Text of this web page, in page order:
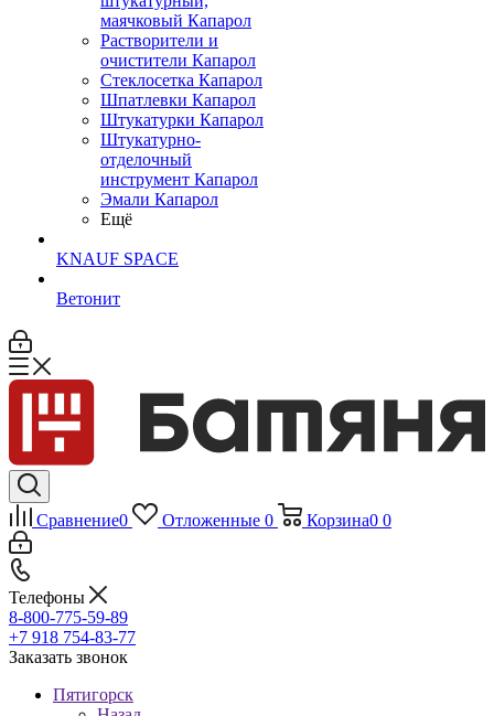
маячковый Капарол
Растворители и
очистители Капарол
Cтеклосетка Капарол
Шпатлевки Капарол
Штукатурки Капарол
Штукатурно-
отделочный
инструмент Капарол
Эмали Капарол
Ещё
KNAUF SPACE
Ветонит
Сравнение0 Отложенные 0 Корзина0 0
Телефоны
8-800-775-59-89
+7 918 754-83-77
Заказать звонок
Пятигорск